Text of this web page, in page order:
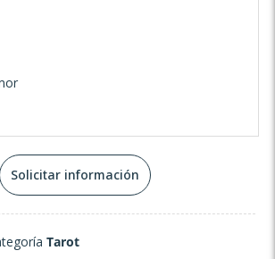
Solicitar información
Tarot